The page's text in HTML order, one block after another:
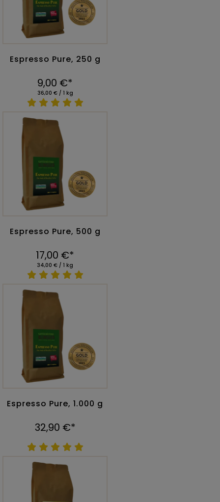
Espresso Pure, 250 g
9,00 €*
36,00 € / 1 kg
Espresso Pure, 500 g
17,00 €*
34,00 € / 1 kg
Espresso Pure, 1.000 g
32,90 €*